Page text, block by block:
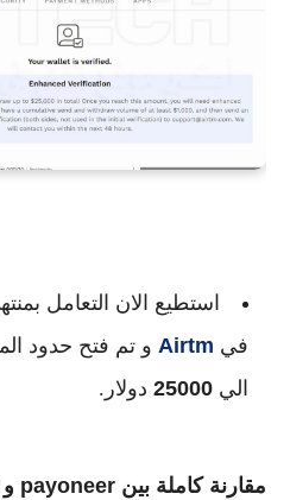
استطيع الان التعامل
في Airtm و تم فتح حدود
الي 25000 دولار.
مقارنة كاملة بين payoneer و transferwise